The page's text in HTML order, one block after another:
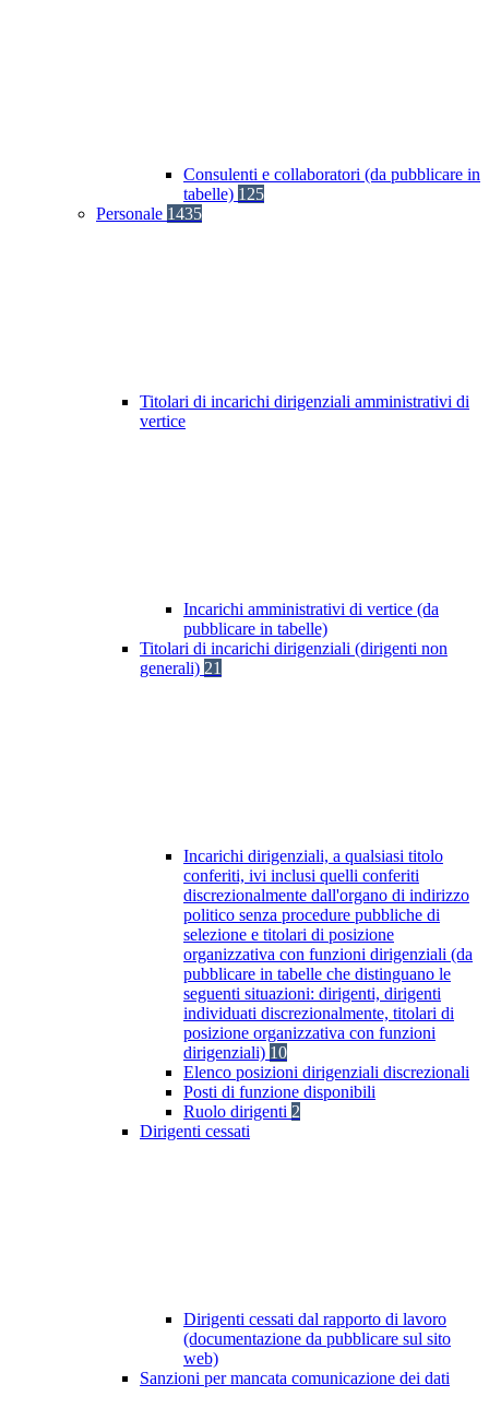
Consulenti e collaboratori (da pubblicare in
tabelle) 125
Personale 1435
Titolari di incarichi dirigenziali amministrativi di
vertice
Incarichi amministrativi di vertice (da
pubblicare in tabelle)
Titolari di incarichi dirigenziali (dirigenti non
generali) 21
Incarichi dirigenziali, a qualsiasi titolo
conferiti, ivi inclusi quelli conferiti
discrezionalmente dall'organo di indirizzo
politico senza procedure pubbliche di
selezione e titolari di posizione
organizzativa con funzioni dirigenziali (da
pubblicare in tabelle che distinguano le
seguenti situazioni: dirigenti, dirigenti
individuati discrezionalmente, titolari di
posizione organizzativa con funzioni
dirigenziali) 10
Elenco posizioni dirigenziali discrezionali
Posti di funzione disponibili
Ruolo dirigenti 2
Dirigenti cessati
Dirigenti cessati dal rapporto di lavoro
(documentazione da pubblicare sul sito
web)
Sanzioni per mancata comunicazione dei dati